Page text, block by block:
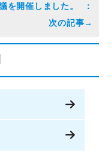
を開催しました。